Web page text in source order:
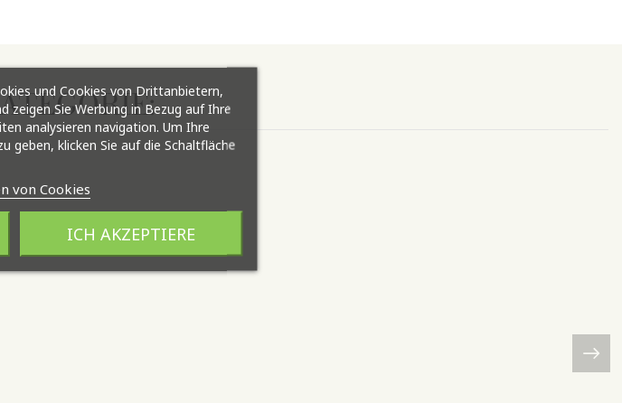
und Cookies von Drittanbietern,
zeigen Sie Werbung in Bezug auf Ihre
analysieren navigation. Um Ihre
geben, klicken Sie auf die Schaltfläche
von Cookies
ICH AKZEPTIERE